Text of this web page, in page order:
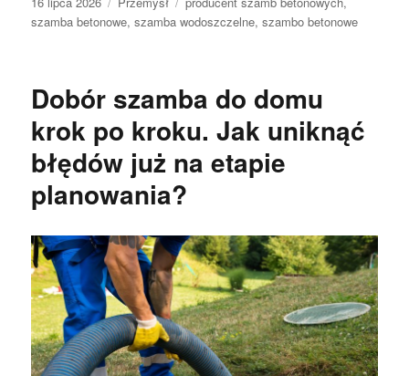
publikacji
szamba betonowe,szamba wodoszczelne,szambo betonowe
Dobór szamba do domu
krok po kroku. Jak uniknąć
błędów już na etapie
planowania?